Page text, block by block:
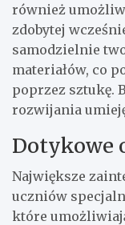
również
zdobytej
samodzielnie
materiałów, co
poprzez sztukę.
rozwijania
Dotykowe
Największe
uczniów
które